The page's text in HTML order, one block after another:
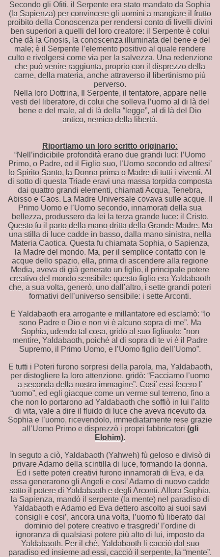
Secondo gli Ofiti, il Serpente era stato mandato da Sophia
(la Sapienza) per convincere gli uomini a mangiare il frutto
proibito della Conoscenza per rendersi conto di livelli divini
ben superiori a quelli del loro creatore: il Serpente è colui
che dà la Gnosis, la conoscenza illuminata del bene e del
male; è il Serpente l’elemento positivo al quale rendere
culto e rivolgersi come via per la salvezza. Una redenzione
che può venire raggiunta, proprio con il disprezzo della
carne, della materia, anche attraverso il libertinismo più
perverso.
Nella loro Dottrina, Il Serpente, il tentatore, appare nelle
vesti del liberatore, di colui che solleva l’uomo al di là del
bene e del male, al di là della “legge”, al di là del Dio
antico, nemico della libertà.
Riportiamo un loro scritto originario:
“Nell’indicibile profondità erano due grandi luci: l’Uomo
Primo, o Padre, ed il Figlio suo, l’Uomo secondo ed altresi’
lo Spirito Santo, la Donna prima o Madre di tutti i viventi. Al
di sotto di questa Triade eravi una massa torpida composta
dai quattro grandi elementi, chiamati Acqua, Tenebra,
Abisso e Caos. La Madre Universale covava sulle acque. Il
Primo Uomo e l’Uomo secondo, innamorati della sua
bellezza, produssero da lei la terza grande luce: il Cristo.
Questo fu il parto della mano dritta della Grande Madre. Ma
una stilla di luce cadde in basso, dalla mano sinistra, nella
Materia Caotica. Questa fu chiamata Sophia, o Sapienza,
la Madre del mondo. Ma, per il semplice contatto con le
acque dello spazio, ella, prima di ascendere alla regione
Media, aveva di già generato un figlio, il principale potere
creativo del mondo sensibile: questo figlio era Yaldabaoth
che, a sua volta, generò, uno dall’altro, i sette grandi poteri
formativi dell’universo sensibile: i sette Arconti.
E Yaldabaoth era arrogante e millantatore ed esclamò: “Io
sono Padre e Dio e non vi è alcuno sopra di me”. Ma
Sophia, udendo tal cosa, gridò al suo figliuolo: “non
mentire, Yaldabaoth, poiché al di sopra di te vi è il Padre
Supremo, il Primo Uomo, e l’Uomo figlio dell’Uomo”.
E tutti i Poteri furono sorpresi della parola, ma, Yaldabaoth,
per distogliere la loro attenzione, gridò: “Facciamo l’uomo
a seconda della nostra immagine”. Cosi’ essi fecero l’
“uomo”, ed egli giacque come un verme sul terreno, fino a
che non lo portarono ad Yaldabaoth che soffiò in lui l’alito
di vita, vale a dire il fluido di luce che aveva ricevuto da
Sophia e l’uomo, ricevendolo, immediatamente rese grazie
all’Uomo Primo e disprezzò i propri fabbricatori (gli
Elohim).
In seguto a ciò, Yaldabaoth (Yahweh) fù geloso e divisò di
privare Adamo della scintilla di luce, formando la donna.
Ed i sette poteri creativi furono innamorati di Eva, e da
essa generarono gli Angeli e cosi’ Adamo di nuovo cadde
sotto il potere di Yaldabaoth e degli Arconti. Allora Sophia,
la Sapienza, mandò il serpente (la mente) nel paradiso di
Yaldabaoth e Adamo ed Eva dettero ascolto ai suoi savi
consigli e cosi’, ancora una volta, l’uomo fù liberato dal
dominio del potere creativo e trasgredi’ l’ordine di
ignoranza di qualsiasi potere più alto di lui, imposto da
Yaldabaoth. Per il ché, Yaldabaoth li cacciò dal suo
paradiso ed insieme ad essi, cacciò il serpente, la “mente”.
NOI
BRUCIATA -